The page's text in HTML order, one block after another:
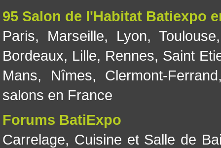
95 Salon de l'Habitat Batiexpo
Paris, Marseille, Lyon, Toulouse
Bordeaux, Lille, Rennes, Saint
Mans, Nîmes, Clermont-Ferrand
salons en France
Forums BatiExpo
Carrelage, Cuisine et Salle de